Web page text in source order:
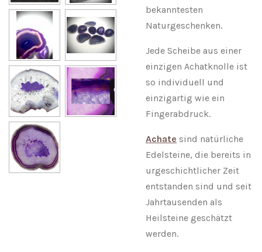
bekanntesten
Naturgeschenken.
Jede Scheibe aus einer
einzigen Achatknolle ist
so individuell und
einzigartig wie ein
Fingerabdruck.
Achate sind natürliche
Edelsteine, die bereits in
urgeschichtlicher Zeit
entstanden sind und seit
Jahrtausenden als
Heilsteine geschätzt
werden.